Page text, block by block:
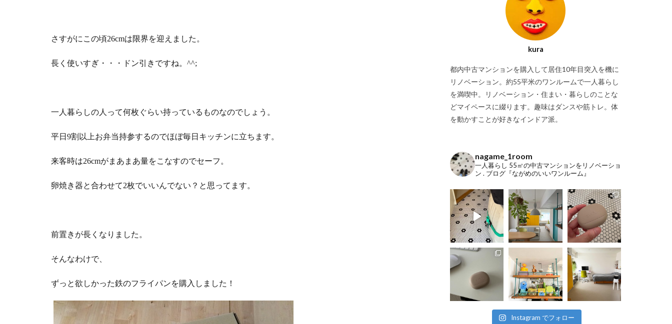
さすがにこの頃26cmは限界を迎えました。
長く使いすぎ・・・ドン引きですね。^^;
一人暮らしの人って何枚ぐらい持っているものなのでしょう。
平日9割以上お弁当持参するのでほぼ毎日キッチンに立ちます。
来客時は26cmがまあまあ量をこなすのでセーフ。
卵焼き器と合わせて2枚でいいんでない？と思ってます。
前置きが長くなりました。
そんなわけで、
ずっと欲しかった鉄のフライパンを購入しました！
kura
都内中古マンションを購入して居住10年目突入を機に
リノベーション。約55平米のワンルームで一人暮らし
を満喫中。リノベーション・住まい・暮らしのことな
どマイペースに綴ります。趣味はダンスや筋トレ。体
を動かすことが好きなインドア派。
nagame_1room
一人暮らし 55㎡の中古マンションをリノベーショ
ン . ブログ『ながめのいいワンルーム』
Instagram でフォロー